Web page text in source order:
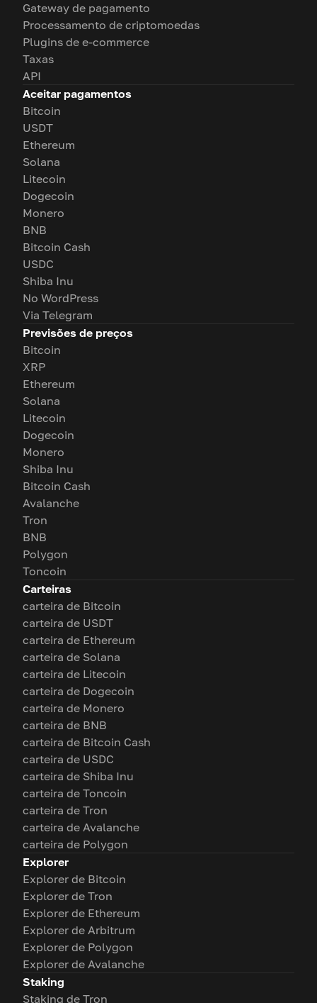
Gateway de pagamento
Processamento de criptomoedas
Plugins de e-commerce
Taxas
API
Aceitar pagamentos
Bitcoin
USDT
Ethereum
Solana
Litecoin
Dogecoin
Monero
BNB
Bitcoin Cash
USDC
Shiba Inu
No WordPress
Via Telegram
Previsões de preços
Bitcoin
XRP
Ethereum
Solana
Litecoin
Dogecoin
Monero
Shiba Inu
Bitcoin Cash
Avalanche
Tron
BNB
Polygon
Toncoin
Carteiras
carteira de Bitcoin
carteira de USDT
carteira de Ethereum
carteira de Solana
carteira de Litecoin
carteira de Dogecoin
carteira de Monero
carteira de BNB
carteira de Bitcoin Cash
carteira de USDC
carteira de Shiba Inu
carteira de Toncoin
carteira de Tron
carteira de Avalanche
carteira de Polygon
Explorer
Explorer de Bitcoin
Explorer de Tron
Explorer de Ethereum
Explorer de Arbitrum
Explorer de Polygon
Explorer de Avalanche
Staking
Staking de Tron